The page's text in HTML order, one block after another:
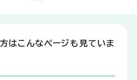
はこんなページも見ていま